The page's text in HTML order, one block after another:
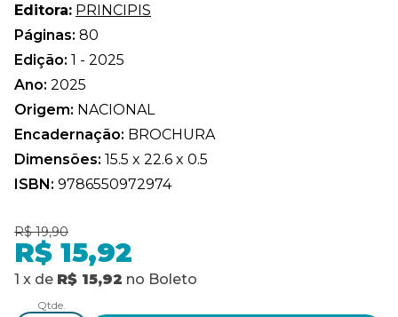
Editora: PRINCIPIS
Páginas: 80
Edição: 1 - 2025
Ano: 2025
Origem: NACIONAL
Encadernação: BROCHURA
Dimensões: 15.5 x 22.6 x 0.5
ISBN: 9786550972974
R$ 19,90
R$ 15,92
1 x de R$ 15,92 no Boleto
Qtde.